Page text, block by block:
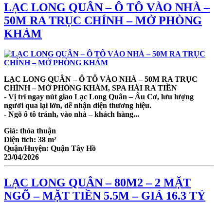
LẠC LONG QUÂN – Ô TÔ VÀO NHÀ –
50M RA TRỤC CHÍNH – MỞ PHÒNG
KHÁM
LẠC LONG QUÂN – Ô TÔ VÀO NHÀ – 50M RA TRỤC
CHÍNH – MỞ PHÒNG KHÁM, SPA HÁI RA TIỀN
- Vị trí ngay nút giao Lạc Long Quân – Âu Cơ, lưu lượng
người qua lại lớn, dễ nhận diện thương hiệu.
- Ngõ ô tô tránh, vào nhà – khách hàng...
Giá: thỏa thuận
Diện tích: 38 m²
Quận/Huyện: Quận Tây Hồ
23/04/2026
LẠC LONG QUÂN – 80M2 – 2 MẶT
NGÕ – MẶT TIỀN 5.5M – GIÁ 16.3 TỶ